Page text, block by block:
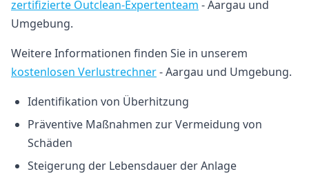
zertifizierte Outclean-Expertenteam - Aargau und
Umgebung.
Weitere Informationen finden Sie in unserem
kostenlosen Verlustrechner- Aargau und Umgebung.
Identifikation von Überhitzung
Präventive Maßnahmen zur Vermeidung von
Schäden
Steigerung der Lebensdauer der Anlage